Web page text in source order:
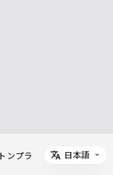
ンプラ
Select
日本語